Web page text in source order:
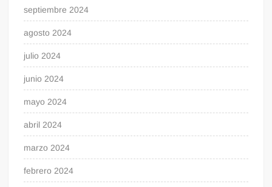
septiembre 2024
agosto 2024
julio 2024
junio 2024
mayo 2024
abril 2024
marzo 2024
febrero 2024